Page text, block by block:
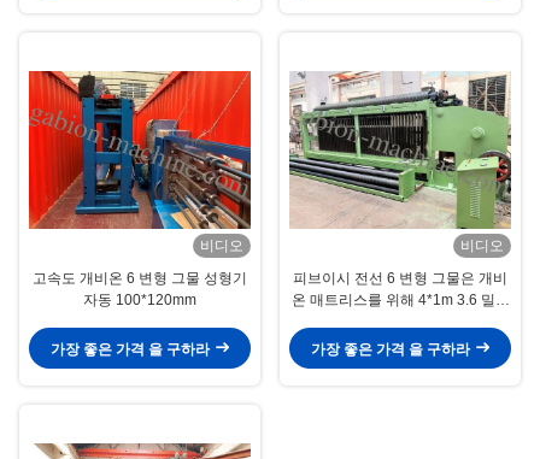
비디오
고속도 개비온 6 변형 그물 성형기
자동 100*120mm
가장 좋은 가격 을 구하라
비디오
피브이시 전선 6 변형 그물은 개비
온 매트리스를 위해 4*1m 3.6 밀리
가장 좋은 가격 을 구하라